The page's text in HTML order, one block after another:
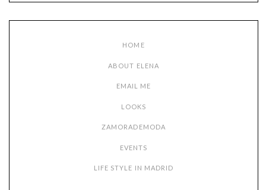
HOME
ABOUT ELENA
EMAIL ME
LOOKS
ZAMORADEMODA
EVENTS
LIFE STYLE IN MADRID